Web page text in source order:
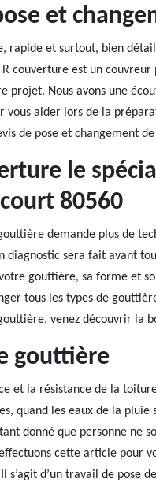
et
rapide et surtout, bien
couverture est un couvreur
projet. Nous avons une
vous aider lors de la
de pose et changement
le
80560
demande plus de
diagnostic sera fait avant
gouttière, sa forme et
tous les types de
venez découvrir la
gouttière
et la résistance de la
quand les eaux de la
donné que personne ne
cette article pour
s’agit d’un travail de pose